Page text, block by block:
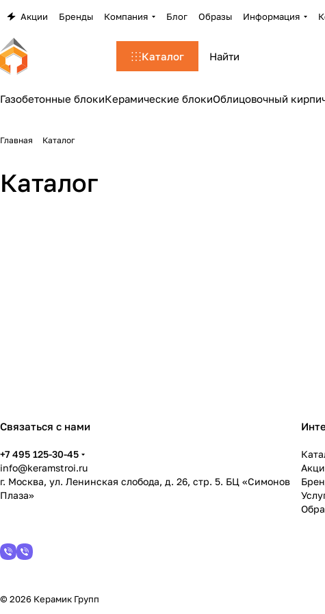
Акции Бренды Компания Блог Образы Информация
Каталог
Газобетонные блокиКерамические блокиОблицовочный
Главная Каталог
Каталог
Кирпич
Кровельные материалы
Связаться с нами
+7 495 125-30-45
info@keramstroi.ru
г. Москва, ул. Ленинская слобода, д. 26, стр. 5. БЦ «Симонов
Плаза»
© 2026 Керамик Групп